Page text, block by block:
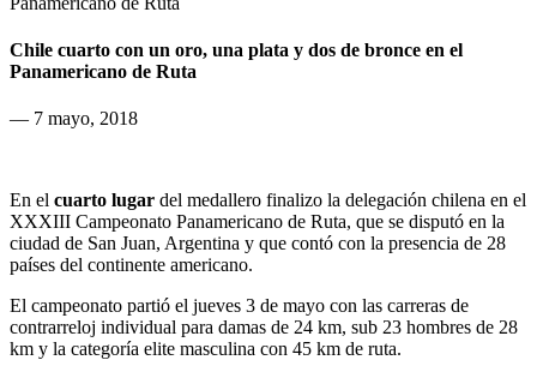
Chile cuarto con un oro, una plata y dos de bronce en el
Panamericano de Ruta
— 7 mayo, 2018
En el cuarto lugar del medallero finalizo la delegación chilena en el
XXXIII Campeonato Panamericano de Ruta, que se disputó en la
ciudad de San Juan, Argentina y que contó con la presencia de 28
países del continente americano.
El campeonato partió el jueves 3 de mayo con las carreras de
contrarreloj individual para damas de 24 km, sub 23 hombres de 28
km y la categoría elite masculina con 45 km de ruta.